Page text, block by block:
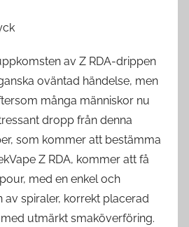
av Z RDA-drippen
oväntad händelse, men
många människor nu
dropp från denna
som kommer att bestämma
Z RDA, kommer att få
med en enkel och
av spiraler, korrekt placerad
utmärkt smaköverföring.